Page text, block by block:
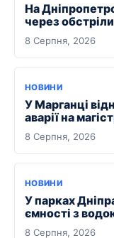
На
через
8 Серпня, 2026
НОВИНИ
У Марганці
аварії на
8 Серпня, 2026
НОВИНИ
У парках
ємності з
8 Серпня, 2026